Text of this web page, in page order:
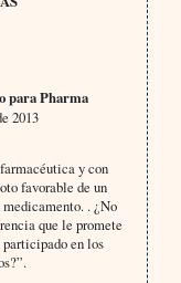
para Pharma
2013
y con
favorable de un
. ¿No
que le promete
participado en los